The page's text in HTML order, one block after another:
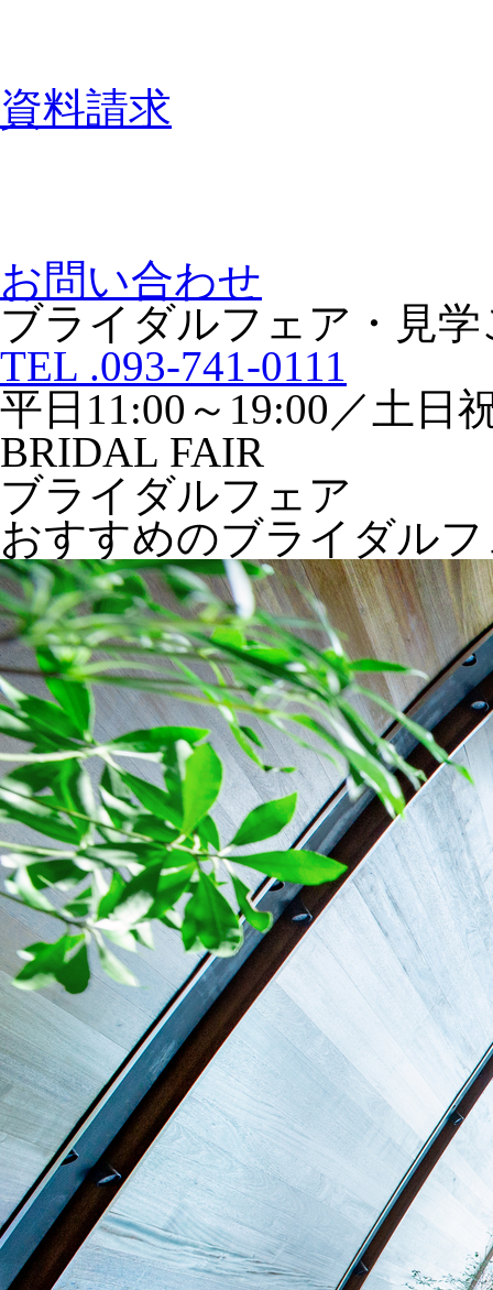
資料請求
お問い合わせ
ブライダルフェア・見
TEL .093-741-0111
平日11:00～19:00／土日
BRIDAL FAIR
ブライダルフェア
おすすめのブライダル